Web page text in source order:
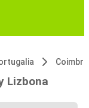
Coimbra
Lizbona